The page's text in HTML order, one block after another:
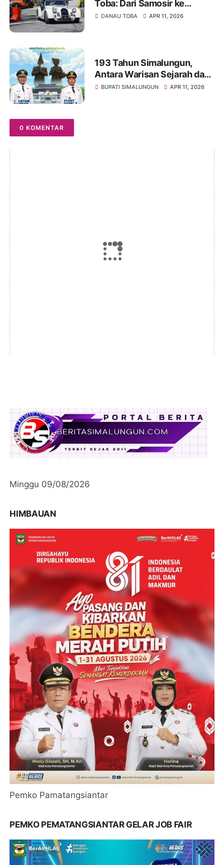
Toba: Dari Samosir ke
Siantar, Harmoni Sport
DANAU TOBA APR 11, 2026
193 Tahun Simalungun,
Antara Warisan Sejarah dan
Jalan Rusak yang Belum
BUPATI SIMALUNGUN APR 11, 2026
0 KOMENTAR
Minggu 09/08/2026
HIMBAUAN
Pemko Pamatangsiantar
PEMKO PEMATANGSIANTAR GELAR JOB FAIR